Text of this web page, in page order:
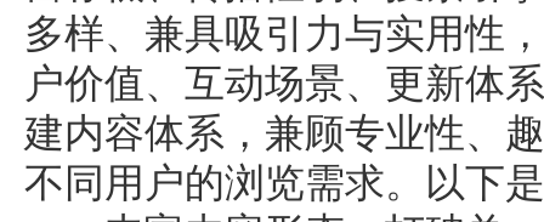
多样、兼具吸引力与实用性
户价值、互动场景、更新体
建内容体系，兼顾专业性、
不同用户的浏览需求。以下